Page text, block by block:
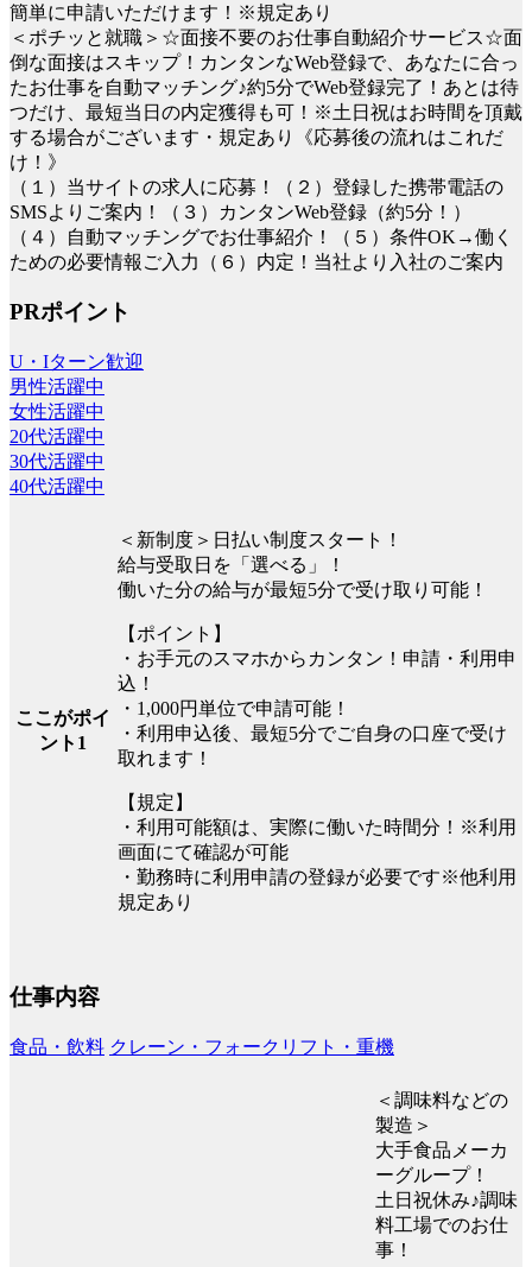
簡単に申請いただけます！※規定あり
＜ポチッと就職＞☆面接不要のお仕事自動紹介サービス☆面
倒な面接はスキップ！カンタンなWeb登録で、あなたに合っ
たお仕事を自動マッチング♪約5分でWeb登録完了！あとは待
つだけ、最短当日の内定獲得も可！※土日祝はお時間を頂戴
する場合がございます・規定あり《応募後の流れはこれだ
け！》
（１）当サイトの求人に応募！（２）登録した携帯電話の
SMSよりご案内！（３）カンタンWeb登録（約5分！）
（４）自動マッチングでお仕事紹介！（５）条件OK→働く
ための必要情報ご入力（６）内定！当社より入社のご案内
PRポイント
U・Iターン歓迎
男性活躍中
女性活躍中
20代活躍中
30代活躍中
40代活躍中
ここがポイ
ント1
＜新制度＞日払い制度スタート！
給与受取日を「選べる」！
働いた分の給与が最短5分で受け取り可能！
【ポイント】
・お手元のスマホからカンタン！申請・利用申
込！
・1,000円単位で申請可能！
・利用申込後、最短5分でご自身の口座で受け
取れます！
【規定】
・利用可能額は、実際に働いた時間分！※利用
画面にて確認が可能
・勤務時に利用申請の登録が必要です※他利用
規定あり
仕事内容
食品・飲料 クレーン・フォークリフト・重機
＜調味料などの
製造＞
大手食品メーカ
ーグループ！
土日祝休み♪調味
料工場でのお仕
事！